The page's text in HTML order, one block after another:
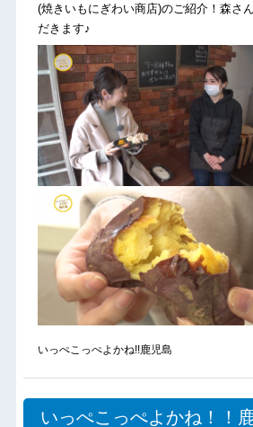
(焼きいもにぎわい商店)のご紹介！森さ
だきます♪
いっぺこっぺよかね!!鹿児島
いっぺこっぺよかね！！